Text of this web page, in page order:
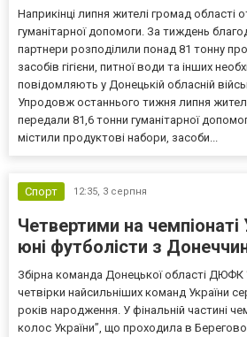
Наприкінці липня жителі громад області
гуманітарної допомоги. За тиждень
партнери розподілили понад 81 тонну
засобів гігієни, питної води та інших
повідомляють у Донецькій обласній
Упродовж останнього тижня липня
передали 81,6 тонни гуманітарної
містили продуктові набори, засоби...
Спорт 12:35, 3 серпня
Четвертими на чемпіонаті
юні футболісти з
Збірна команда Донецької області ДЮФК
четвірки найсильніших команд України
років народження. У фінальній частині
колос України”, що проходила в